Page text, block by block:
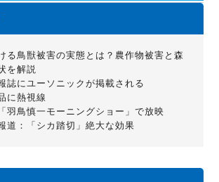
る鳥獣被害の実態とは？農作物被害と森
を解説
誌にユーソニックが掲載される
に熱視線
羽鳥慎一モーニングショー」で放映
道：「シカ踏切」絶大な効果